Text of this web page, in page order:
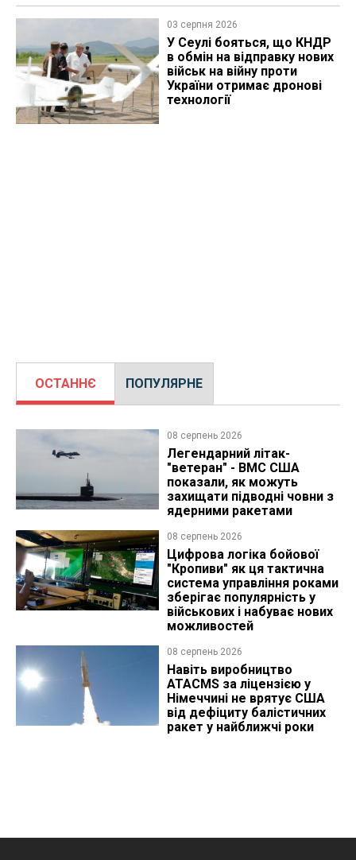
03 серпня 2026
У Сеулі бояться, що КНДР
в обмін на відправку нових
військ на війну проти
України отримає дронові
технології
ОСТАННЄ ПОПУЛЯРНЕ
08 серпень 2026
Легендарний літак-
"ветеран" - ВМС США
показали, як можуть
захищати підводні човни з
ядерними ракетами
08 серпень 2026
Цифрова логіка бойової
"Кропиви" як ця тактична
система управління роками
зберігає популярність у
військових і набуває нових
можливостей
08 серпень 2026
Навіть виробництво
ATACMS за ліцензією у
Німеччині не врятує США
від дефіциту балістичних
ракет у найближчі роки